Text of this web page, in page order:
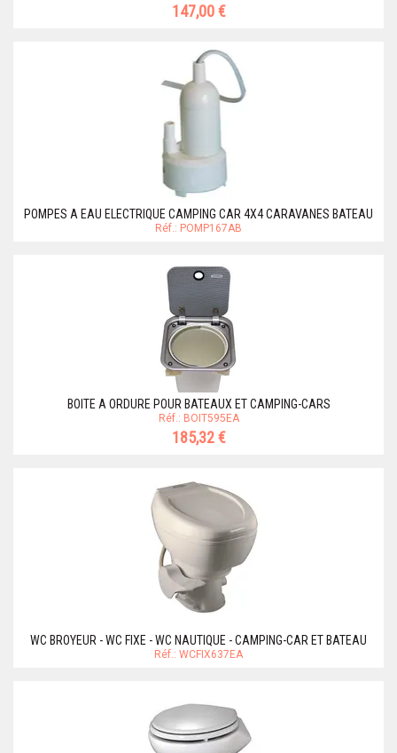
147,00 €
POMPES A EAU ELECTRIQUE CAMPING CAR 4X4 CARAVANES BATEAU
Réf.: POMP167AB
BOITE A ORDURE POUR BATEAUX ET CAMPING-CARS
Réf.: BOIT595EA
185,32 €
WC BROYEUR - WC FIXE - WC NAUTIQUE - CAMPING-CAR ET BATEAU
Réf.: WCFIX637EA